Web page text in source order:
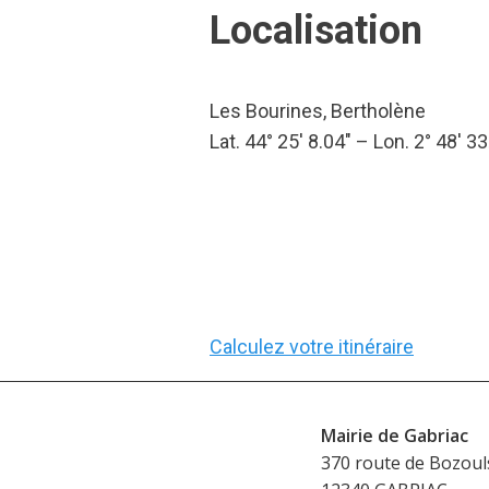
Localisation
Les Bourines, Bertholène
Lat. 44° 25′ 8.04″ – Lon. 2° 48′
Calculez votre itinéraire
Mairie de Gabriac
370 route de